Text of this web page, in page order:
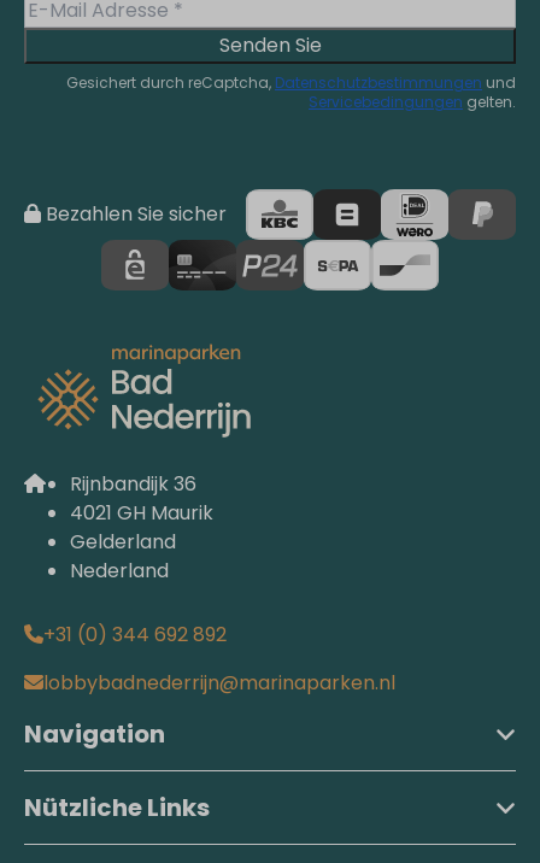
Senden Sie
Gesichert durch reCaptcha, Datenschutzbestimmungen und
Servicebedingungen gelten.
Bezahlen Sie sicher
Rijnbandijk 36
4021 GH Maurik
Gelderland
Nederland
+31 (0) 344 692 892
lobbybadnederrijn@marinaparken.nl
Navigation
Nützliche Links